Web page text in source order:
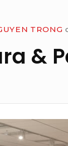
TRONG
&